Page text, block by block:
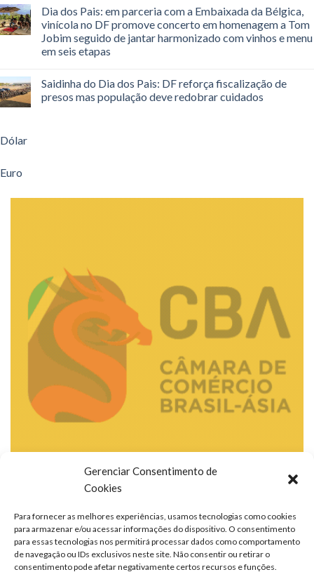
Gerenciar Consentimento de
Cookies
Para fornecer as melhores experiências, usamos tecnologias como cookies
para armazenar e/ou acessar informações do dispositivo. O consentimento
para essas tecnologias nos permitirá processar dados como comportamento
de navegação ou IDs exclusivos neste site. Não consentir ou retirar o
consentimento pode afetar negativamente certos recursos e funções.
Dia dos Pais: em parceria com a Embaixada da Bélgica,
vinícola no DF promove concerto em homenagem a Tom
Jobim seguido de jantar harmonizado com vinhos e menu
em seis etapas
Saidinha do Dia dos Pais: DF reforça fiscalização de
presos mas população deve redobrar cuidados
Dólar
Euro